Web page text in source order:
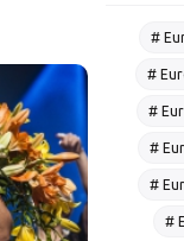
#
#
#
#
#
#